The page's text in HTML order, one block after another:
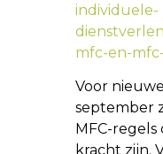
individuele-
mfc-en-
Voor
september
MFC-
kracht zijn.